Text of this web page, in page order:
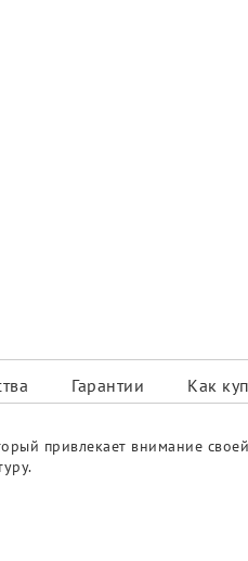
Гарантии Как
привлекает внимание